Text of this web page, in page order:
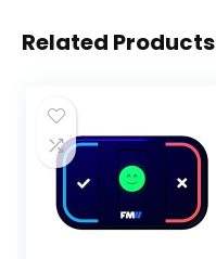
Related Products